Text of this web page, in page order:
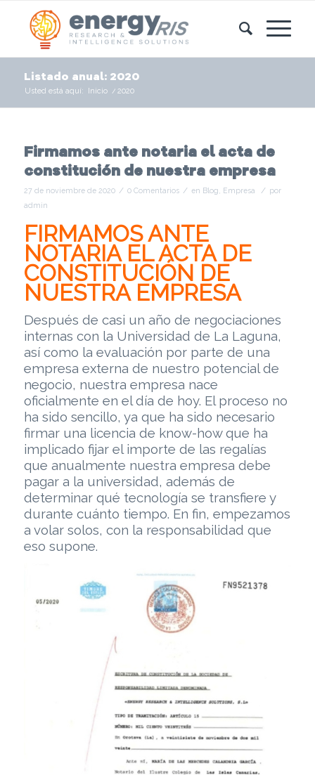
Listado anual: 2020
Usted está aquí: Inicio / 2020
Firmamos ante notaria el acta de
constitución de nuestra empresa
27 de noviembre de 2020 / 0 Comentarios / en Blog Empresa / por
admin
FIRMAMOS ANTE
NOTARIA EL ACTA DE
CONSTITUCIÓN DE
NUESTRA EMPRESA
Después de casi un año de negociaciones
internas con la Universidad de La Laguna,
así como la evaluación por parte de una
empresa externa de nuestro potencial de
negocio, nuestra empresa nace
oficialmente en el día de hoy. El proceso no
ha sido sencillo, ya que ha sido necesario
firmar una licencia de know-how que ha
implicado fijar el importe de las regalías
que anualmente nuestra empresa debe
pagar a la universidad, además de
determinar qué tecnología se transfiere y
durante cuánto tiempo. En fin, empezamos
a volar solos, con la responsabilidad que
eso supone.